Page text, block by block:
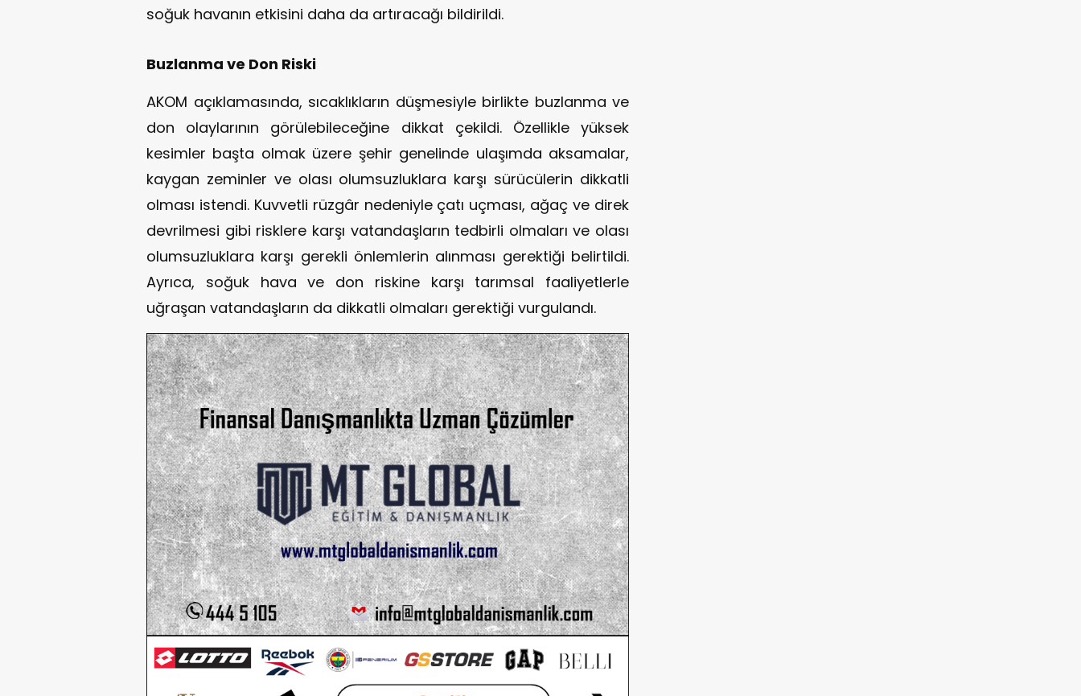
soğuk havanın etkisini daha da artıracağı bildirildi.
Buzlanma ve Don Riski
AKOM açıklamasında, sıcaklıkların düşmesiyle birlikte buzlanma ve
don olaylarının görülebileceğine dikkat çekildi. Özellikle yüksek
kesimler başta olmak üzere şehir genelinde ulaşımda aksamalar,
kaygan zeminler ve olası olumsuzluklara karşı sürücülerin dikkatli
olması istendi. Kuvvetli rüzgâr nedeniyle çatı uçması, ağaç ve direk
devrilmesi gibi risklere karşı vatandaşların tedbirli olmaları ve olası
olumsuzluklara karşı gerekli önlemlerin alınması gerektiği belirtildi.
Ayrıca, soğuk hava ve don riskine karşı tarımsal faaliyetlerle
uğraşan vatandaşların da dikkatli olmaları gerektiği vurgulandı.